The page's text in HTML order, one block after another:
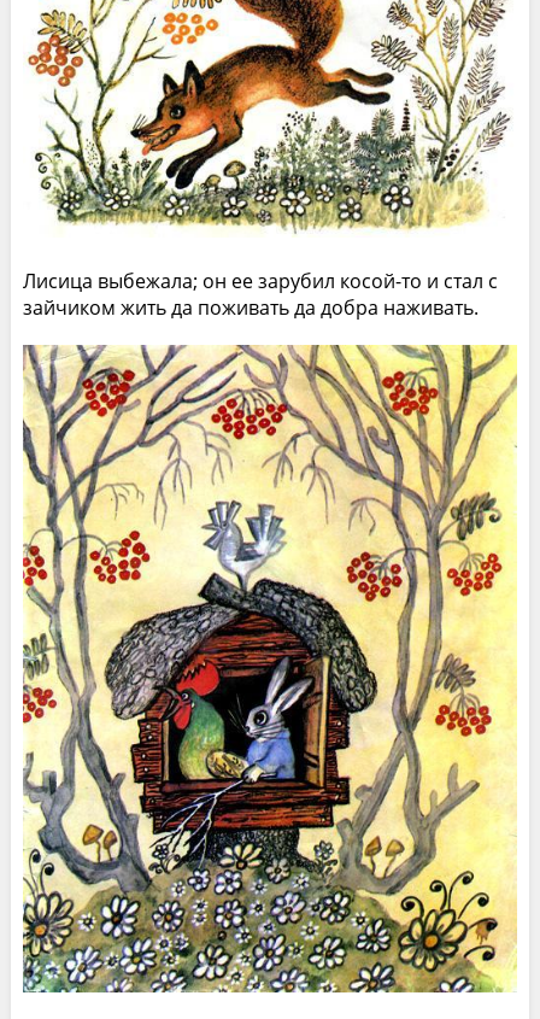
Лисица выбежала; он ее зарубил косой-то и стал с
зайчиком жить да поживать да добра наживать.